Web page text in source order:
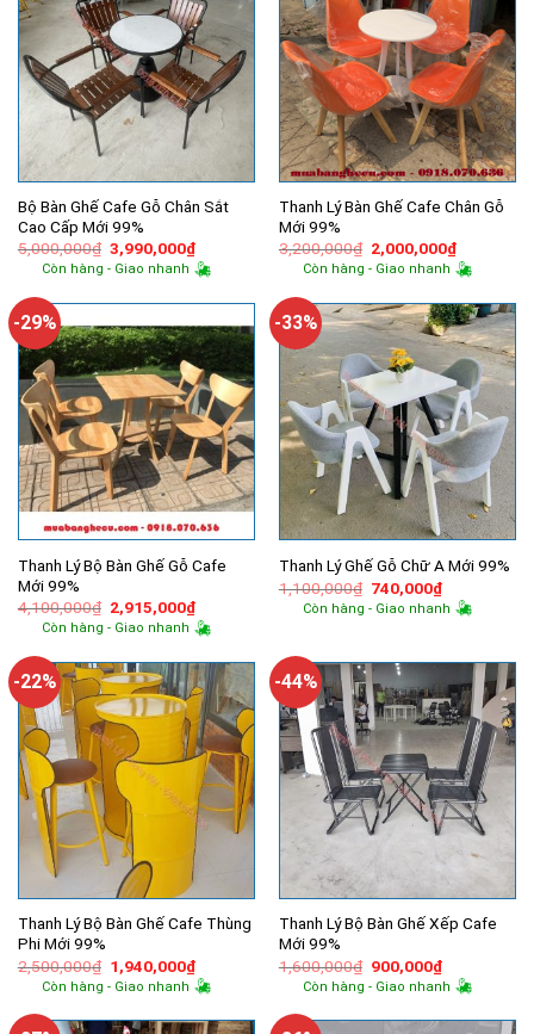
Bộ Bàn Ghế Cafe Gỗ Chân Sắt
Cao Cấp Mới 99%
5,000,000₫ Giá
gốc
là:
3,990,000₫Giá
hiện
tại
3,990,000₫.
Còn hàng - Giao nhanh
Thanh Lý Bàn Ghế Cafe Chân Gỗ
Mới 99%
3,200,000₫ Giá
gốc
là:
2,000,000₫Giá
hiện
tại
Còn hàng - Giao nhanh
-29%
Thanh Lý Bộ Bàn Ghế Gỗ Cafe
Mới 99%
4,100,000₫ Giá
gốc
là:
2,915,000₫Giá
hiện
tại
2,915,000₫.
Còn hàng - Giao nhanh
-33%
Thanh Lý Ghế Gỗ Chữ A Mới 99%
1,100,000₫ Giá
gốc
là:
740,000₫Giá
hiện
tại
Còn hàng - Giao nhanh
-22%
Thanh Lý Bộ Bàn Ghế Cafe Thùng
Phi Mới 99%
2,500,000₫ Giá
gốc
là:
1,940,000₫Giá
hiện
tại
1,940,000₫.
Còn hàng - Giao nhanh
-44%
Thanh Lý Bộ Bàn Ghế Xếp Cafe
Mới 99%
1,600,000₫ Giá
gốc
là:
900,000₫Giá
hiện
tại
900,000₫.
Còn hàng - Giao nhanh